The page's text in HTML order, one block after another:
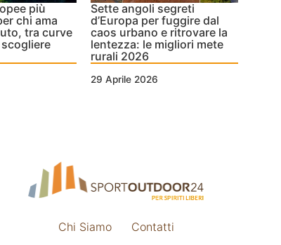
più
chi ama
tra curve
Sette angoli segreti
d’Europa per fuggire dal
caos urbano e ritrovare la
lentezza: le migliori mete
rurali 2026
29 Aprile 2026
Chi Siamo Contatti